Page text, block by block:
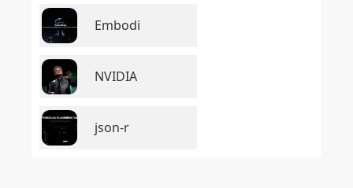
Embodi
NVIDIA
json-r